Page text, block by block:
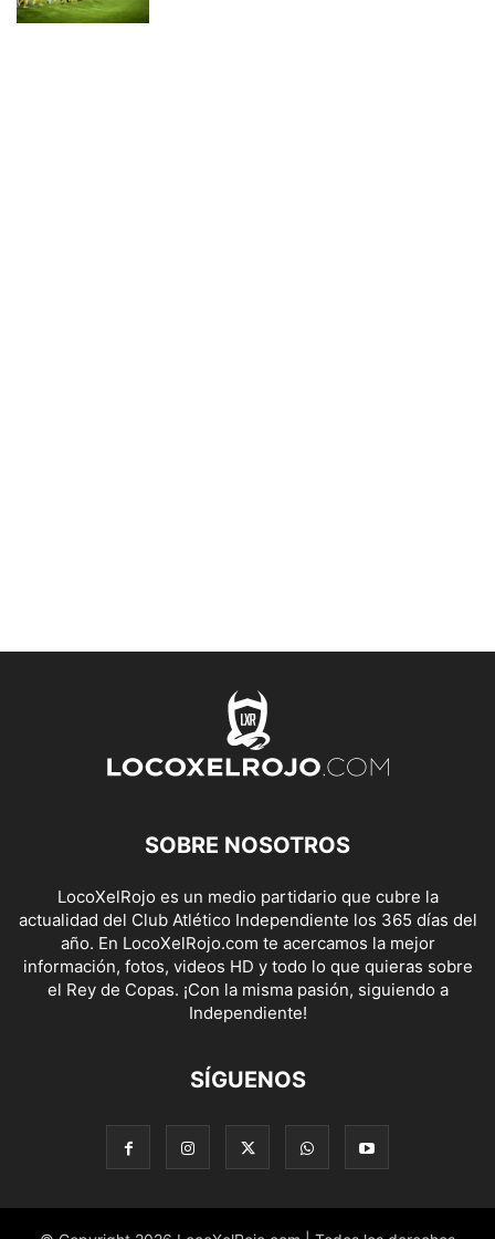
SOBRE NOSOTROS
LocoXelRojo es un medio partidario que cubre la
actualidad del Club Atlético Independiente los 365 días del
año. En LocoXelRojo.com te acercamos la mejor
información, fotos, videos HD y todo lo que quieras sobre
el Rey de Copas. ¡Con la misma pasión, siguiendo a
Independiente!
SÍGUENOS